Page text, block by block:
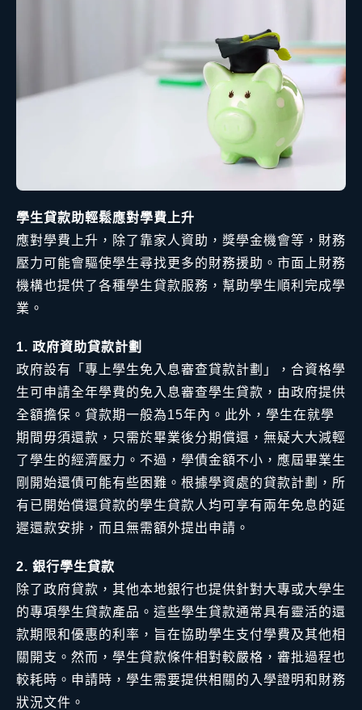
學生貸款助輕鬆應對學費上升
應對學費上升，除了靠家人資助，獎學金機會等，財務
壓力可能會驅使學生尋找更多的財務援助。市面上財務
機構也提供了各種學生貸款服務，幫助學生順利完成學
業。
1. 政府資助貸款計劃
政府設有「專上學生免入息審查貸款計劃」，合資格學
生可申請全年學費的免入息審查學生貸款，由政府提供
全額擔保。貸款期一般為15年內。此外，學生在就學
期間毋須還款，只需於畢業後分期償還，無疑大大減輕
了學生的經濟壓力。不過，學債金額不小，應屆畢業生
剛開始還債可能有些困難。根據學資處的貸款計劃，所
有已開始償還貸款的學生貸款人均可享有兩年免息的延
遲還款安排，而且無需額外提出申請。
2. 銀行學生貸款
除了政府貸款，其他本地銀行也提供針對大專或大學生
的專項學生貸款產品。這些學生貸款通常具有靈活的還
款期限和優惠的利率，旨在協助學生支付學費及其他相
關開支。然而，學生貸款條件相對較嚴格，審批過程也
較耗時。申請時，學生需要提供相關的入學證明和財務
狀況文件。